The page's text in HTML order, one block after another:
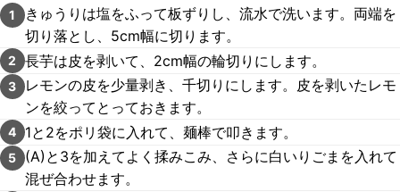
1
きゅうりは塩をふって板ずりし、流水で洗います。両端を
切り落とし、5cm幅に切ります。
2 長芋は皮を剥いて、2cm幅の輪切りにします。
3
レモンの皮を少量剥き、千切りにします。皮を剥いたレモ
ンを絞ってとっておきます。
4 1と2をポリ袋に入れて、麺棒で叩きます。
5
(A)と3を加えてよく揉みこみ、さらに白いりごまを入れて
混ぜ合わせます。